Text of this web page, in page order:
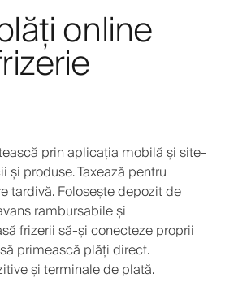
online
prin aplicația mobilă și site-
și produse. Taxează pentru
tardivă. Folosește depozit de
rambursabile și
frizerii să-și conecteze proprii
primească plăți direct.
și terminale de plată.